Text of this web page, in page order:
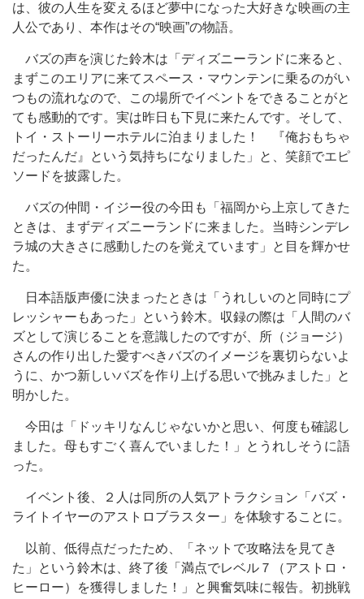
は、彼の人生を変えるほど夢中になった大好きな映画の主
人公であり、本作はその“映画”の物語。
バズの声を演じた鈴木は「ディズニーランドに来ると、
まずこのエリアに来てスペース・マウンテンに乗るのがい
つもの流れなので、この場所でイベントをできることがと
ても感動的です。実は昨日も下見に来たんです。そして、
トイ・ストーリーホテルに泊まりました！ 『俺おもちゃ
だったんだ』という気持ちになりました」と、笑顔でエピ
ソードを披露した。
バズの仲間・イジー役の今田も「福岡から上京してきた
ときは、まずディズニーランドに来ました。当時シンデレ
ラ城の大きさに感動したのを覚えています」と目を輝かせ
た。
日本語版声優に決まったときは「うれしいのと同時にプ
レッシャーもあった」という鈴木。収録の際は「人間のバ
ズとして演じることを意識したのですが、所（ジョージ）
さんの作り出した愛すべきバズのイメージを裏切らないよ
うに、かつ新しいバズを作り上げる思いで挑みました」と
明かした。
今田は「ドッキリなんじゃないかと思い、何度も確認し
ました。母もすごく喜んでいました！」とうれしそうに語
った。
イベント後、２人は同所の人気アトラクション「バズ・
ライトイヤーのアストロブラスター」を体験することに。
以前、低得点だったため、「ネットで攻略法を見てき
た」という鈴木は、終了後「満点でレベル７（アストロ・
ヒーロー）を獲得しました！」と興奮気味に報告。初挑戦